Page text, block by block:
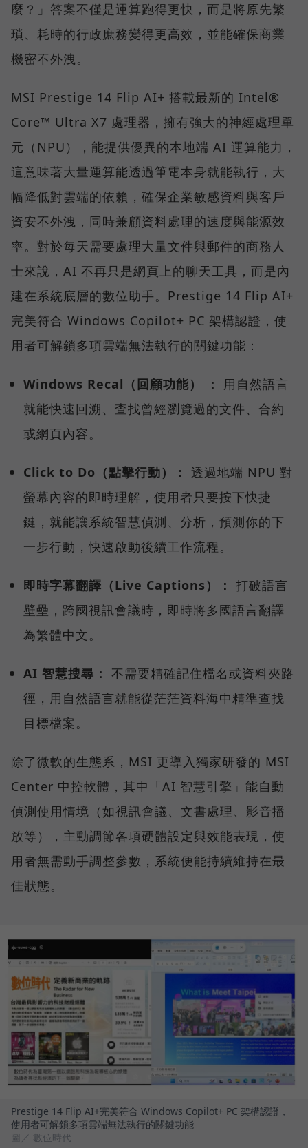
麼？」答案不僅是運算跑得更快，而是將原先繁
瑣、耗時的行政庶務變得更高效，並能確保商業
機密不外洩。
MSI Prestige 14 Flip AI+ 搭載最新的 Intel®
Core™ Ultra X7 處理器，擁有強大的神經處理單
元（NPU），能提供優異的本地端 AI 運算能力，
這意味著大量運算能透過筆電本身就能執行，大
幅降低對雲端的依賴，確保企業敏感資料與客戶
資安不外洩，同時兼顧資料處理的速度與能源效
率。對於每天需要處理大量文件與郵件的商務人
士來說，AI 不再只是網頁上的聊天工具，而是內
建在系統底層的數位助手。Prestige 14 Flip AI+
完美符合 Windows Copilot+ PC 架構認證，使
用者可解鎖多項雲端無法執行的關鍵功能：
Windows Recal（回顧功能） ：
用自然語言
就能快速回溯、查找曾經瀏覽過的文件、合約
或網頁內容。
Click to Do（點擊行動）： 透過地端 NPU 對
螢幕內容的即時理解，使用者只要按下快捷
鍵，就能讓系統智慧偵測、分析，預測你的下
一步行動，快速啟動後續工作流程。
即時字幕翻譯（Live Captions）： 打破語言
壁壘，跨國視訊會議時，即時將多國語言翻譯
為繁體中文。
AI 智慧搜尋： 不需要精確記住檔名或資料夾路
徑，用自然語言就能從茫茫資料海中精準查找
目標檔案。
除了微軟的生態系，MSI 更導入獨家研發的 MSI
Center 中控軟體，其中「AI 智慧引擎」能自動
偵測使用情境（如視訊會議、文書處理、影音播
放等），主動調節各項硬體設定與效能表現，使
用者無需動手調整參數，系統便能持續維持在最
佳狀態。
Prestige 14 Flip AI+完美符合 Windows Copilot+ PC 架構認證，
使用者可解鎖多項雲端無法執行的關鍵功能
圖／ 數位時代